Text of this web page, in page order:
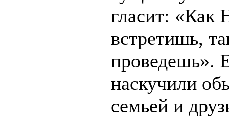
гласит: «Как
встретишь,
проведешь».
наскучили
семьей и